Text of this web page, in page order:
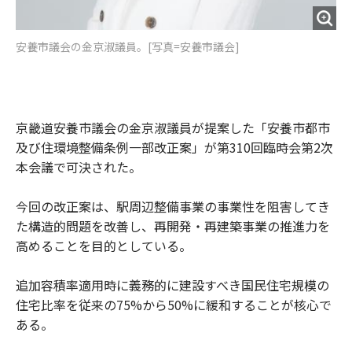
安養市議会の金京淑議員。[写真=安養市議会]
京畿道安養市議会の金京淑議員が提案した「安養市都市
及び住環境整備条例一部改正案」が第310回臨時会第2次
本会議で可決された。
今回の改正案は、駅周辺整備事業の事業性を阻害してき
た構造的問題を改善し、再開発・再建築事業の推進力を
高めることを目的としている。
追加容積率適用時に義務的に建設すべき国民住宅規模の
住宅比率を従来の75%から50%に緩和することが核心で
ある。